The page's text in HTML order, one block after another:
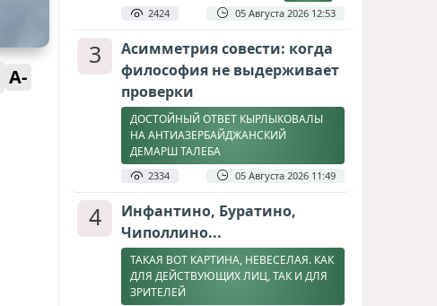
A-
2424 05 Августа 2026 12:53
3
Асимметрия совести: когда
философия не выдерживает
проверки
ДОСТОЙНЫЙ ОТВЕТ КЫРЛЫКОВАЛЫ
НА АНТИАЗЕРБАЙДЖАНСКИЙ
ДЕМАРШ ТАЛЕБА
2334 05 Августа 2026 11:49
4
Инфантино, Буратино,
Чиполлино...
ТАКАЯ ВОТ КАРТИНА, НЕВЕСЕЛАЯ. КАК
ДЛЯ ДЕЙСТВУЮЩИХ ЛИЦ, ТАК И ДЛЯ
ЗРИТЕЛЕЙ